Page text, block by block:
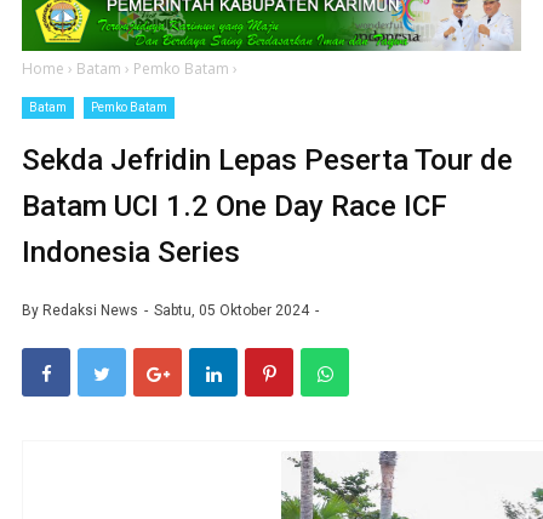
Home › Batam › Pemko Batam ›
Batam Pemko Batam
Sekda Jefridin Lepas Peserta Tour de
Batam UCI 1.2 One Day Race ICF
Indonesia Series
By Redaksi News Sabtu, 05 Oktober 2024